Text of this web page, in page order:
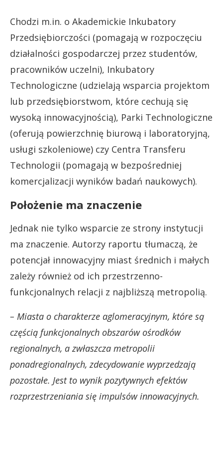
Chodzi m.in. o Akademickie Inkubatory
Przedsiębiorczości (pomagają w rozpoczęciu
działalności gospodarczej przez studentów,
pracowników uczelni), Inkubatory
Technologiczne (udzielają wsparcia projektom
lub przedsiębiorstwom, które cechują się
wysoką innowacyjnością), Parki Technologiczne
(oferują powierzchnię biurową i laboratoryjną,
usługi szkoleniowe) czy Centra Transferu
Technologii (pomagają w bezpośredniej
komercjalizacji wyników badań naukowych).
Położenie ma znaczenie
Jednak nie tylko wsparcie ze strony instytucji
ma znaczenie. Autorzy raportu tłumaczą, że
potencjał innowacyjny miast średnich i małych
zależy również od ich przestrzenno-
funkcjonalnych relacji z najbliższą metropolią.
– Miasta o charakterze aglomeracyjnym, które są
częścią funkcjonalnych obszarów ośrodków
regionalnych, a zwłaszcza metropolii
ponadregionalnych, zdecydowanie wyprzedzają
pozostałe. Jest to wynik pozytywnych efektów
rozprzestrzeniania się impulsów innowacyjnych.